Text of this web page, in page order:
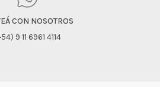
CON NOSOTROS
9 11 6961 4114